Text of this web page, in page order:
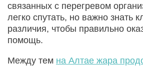
связанных с перегревом
легко спутать, но важно знать
различия, чтобы правильно
помощь.
Между тем на Алтае жара